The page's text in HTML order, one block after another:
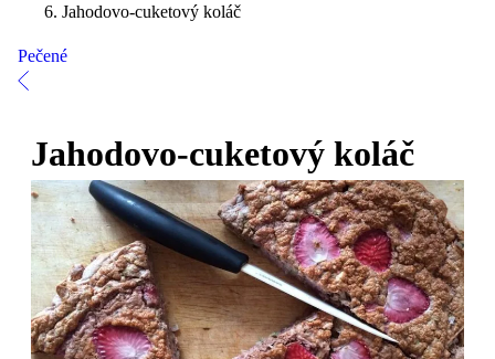
Jahodovo-cuketový koláč
Pečené
Jahodovo-cuketový koláč